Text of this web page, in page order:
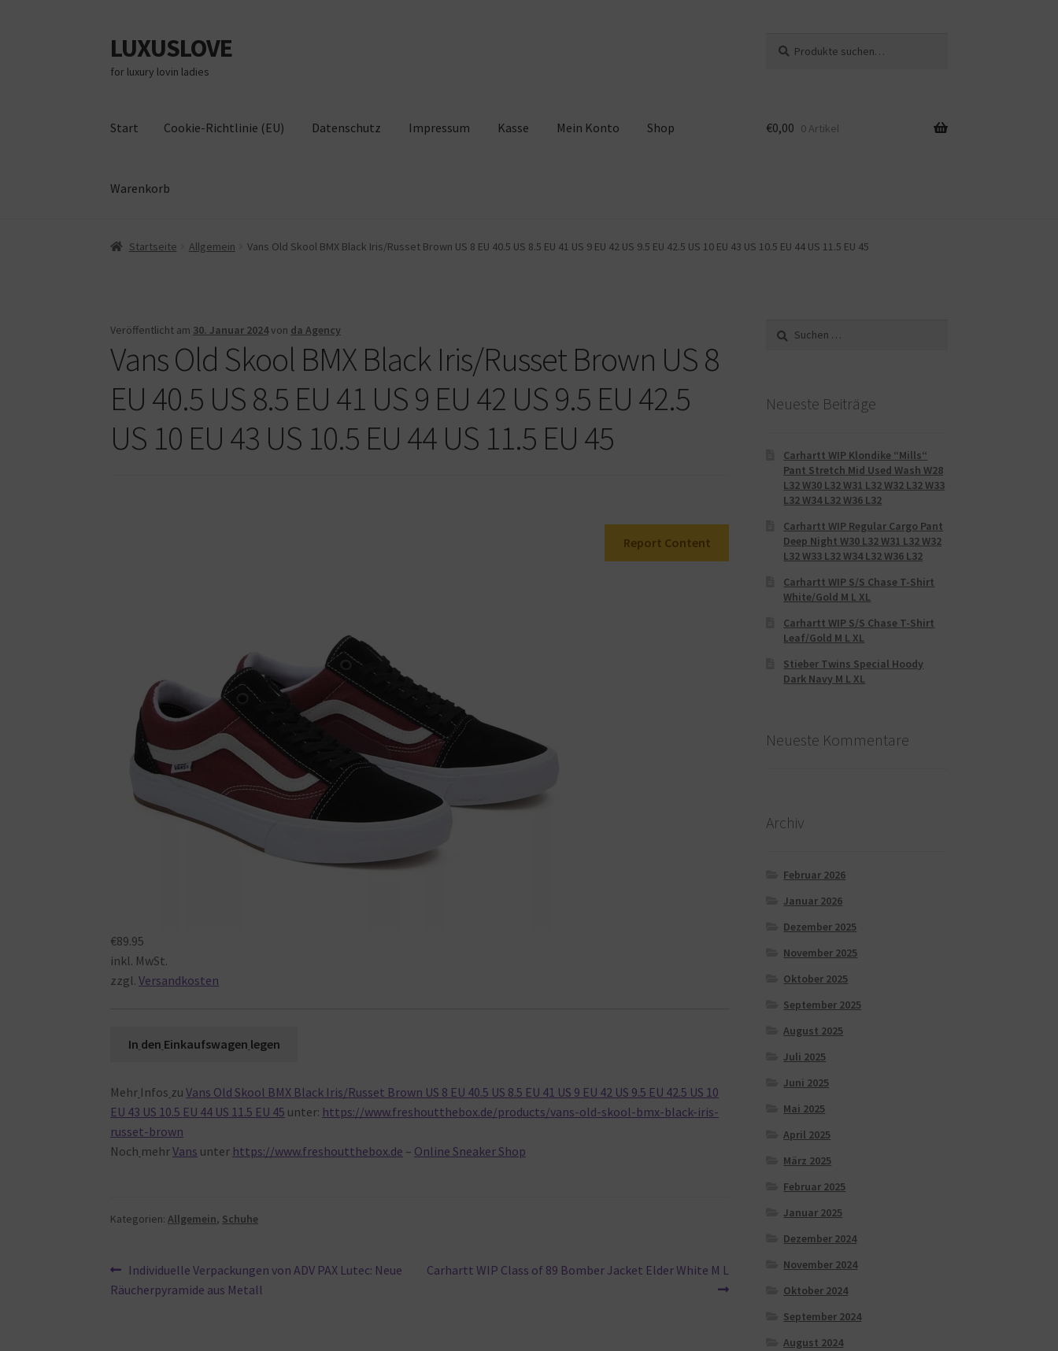
Zur
Navigation
springen
Zum
Inhalt
springen
LUXUSLOVE
for luxury lovin ladies
nach:
Start Cookie-Richtlinie (EU) Datenschutz Impressum Kasse Mein Konto Shop
Warenkorb
Start Cookie-Richtlinie (EU) Datenschutz Impressum Kasse Mein Konto Shop Warenkorb
€0,00 0 Artikel
Startseite Allgemein Vans Old Skool BMX Black Iris/Russet Brown US 8 EU 40.5 US 8.5 EU 41 US 9 EU 42 US 9.5 EU 42.5 US 10 EU 43 US 10.5 EU 44 US 11.5 EU 45
Veröffentlicht am 30. Januar 2024von da Agency
Vans Old Skool BMX Black Iris/Russet Brown US 8
EU 40.5 US 8.5 EU 41 US 9 EU 42 US 9.5 EU 42.5
US 10 EU 43 US 10.5 EU 44 US 11.5 EU 45
Report Content
€89.95
inkl. MwSt.
zzgl.Versandkosten
In den Einkaufswagen legen
Mehr Infos zuVans Old Skool BMX Black Iris/Russet Brown US 8 EU 40.5 US 8.5 EU 41 US 9 EU 42 US 9.5 EU 42.5 US 10
EU 43 US 10.5 EU 44 US 11.5 EU 45 unter: https://www.freshoutthebox.de/products/vans-old-skool-bmx-black-iris-
russet-brown
Noch mehrVans unter https://www.freshoutthebox.de – Online Sneaker Shop
Kategorien:Allgemein, Schuhe
Beitragsnavigation
Vorheriger
Beitrag:
Individuelle Verpackungen von ADV PAX Lutec: Neue
Räucherpyramide aus Metall
Nächster
Carhartt WIP Class of 89 Bomber Jacket Elder White M L
nach:
Neueste Beiträge
Carhartt WIP Klondike “Mills“
Pant Stretch Mid Used Wash W28
L32 W30 L32 W31 L32 W32 L32 W33
L32 W34 L32 W36 L32
Carhartt WIP Regular Cargo Pant
Deep Night W30 L32 W31 L32 W32
L32 W33 L32 W34 L32 W36 L32
Carhartt WIP S/S Chase T-Shirt
White/Gold M L XL
Carhartt WIP S/S Chase T-Shirt
Leaf/Gold M L XL
Stieber Twins Special Hoody
Dark Navy M L XL
Neueste Kommentare
Archiv
Februar 2026
Januar 2026
Dezember 2025
November 2025
Oktober 2025
September 2025
August 2025
Juli 2025
Juni 2025
Mai 2025
April 2025
März 2025
Februar 2025
Januar 2025
Dezember 2024
November 2024
Oktober 2024
September 2024
August 2024